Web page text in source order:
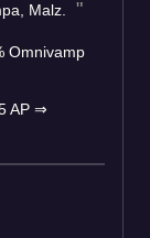
Malz.
Omnivamp
AP ⇒